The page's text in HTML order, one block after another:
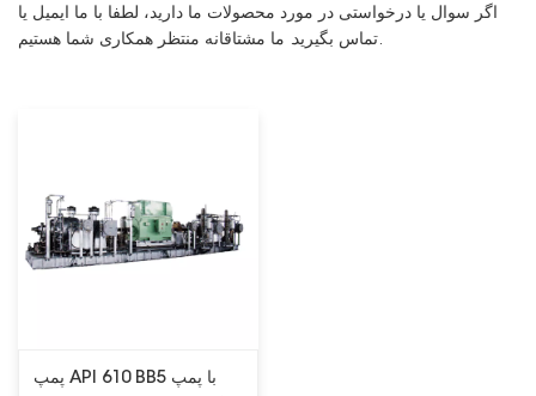
اگر سوال یا درخواستی در مورد محصولات ما دارید، لطفا با ما ایمیل یا
تماس بگیرید. ما مشتاقانه منتظر همکاری شما هستیم.
پمپ API 610 BB5 با پمپ